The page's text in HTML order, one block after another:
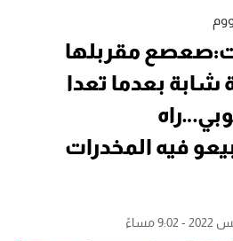
مقربلها
بعدما تعدا
فيه المخدرات